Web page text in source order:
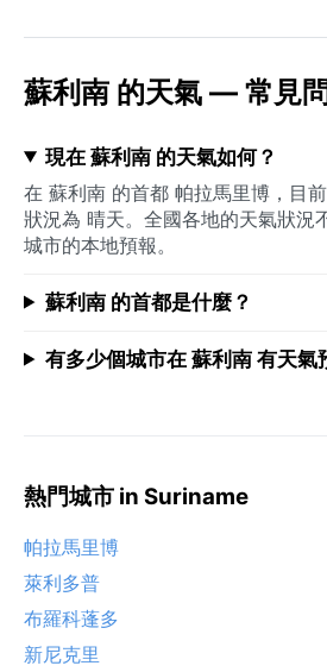
蘇利南 的天氣 — 常見
現在 蘇利南 的天氣如何？
在 蘇利南 的首都 帕拉馬里博，目
狀況為 晴天。全國各地的天氣狀
城市的本地預報。
蘇利南 的首都是什麼？
有多少個城市在 蘇利南 有天氣
熱門城市 in Suriname
帕拉馬里博
萊利多普
布羅科蓬多
新尼克里